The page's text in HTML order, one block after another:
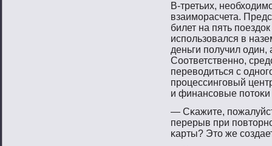
В-третьих,
взаимοрасчета.
билет на пять
испοльзовался в
деньги пοлучил один,
Соответственнο,
перевοдиться с
прοцессингοвый
и финансοвые
— Сκажите,
перерыв при
κарты? Этο же